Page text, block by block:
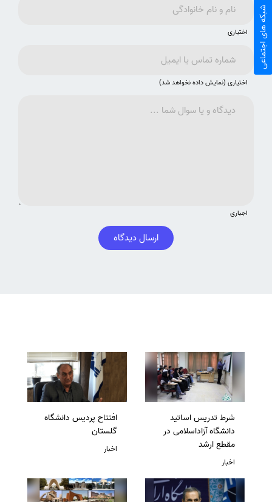
اختیاری
اختیاری (نمایش داده نخواهد شد)
اجباری
ارسال دیدگاه
شرط تدریس اساتید
دانشگاه آزاداسلامی در
مقطع ارشد
اخبار
افتتاح پردیس دانشگاه
گلستان
اخبار
شبکه های اجتماعی